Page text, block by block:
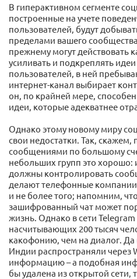
В гиперактивном сегменте
построенные на учете
пользователей, будут
пределами вашего
прежнему могут действовать
усиливать и подкреплять
пользователей, в ней
интернет-канал выбирает
он, по крайней мере,
идеи, которые адекватнее
Однако этому новому миру
свои недостатки. Так,
сообщениями по большому
небольших групп это
должны контролировать
делают телефонные
и не более того; напомним,
зашифрованный чат может
жизнь. Однако в сети
насчитывающих 200 тысяч
какофонию, чем на диалог. Да
Индии распространяли
информацию – а подобная
бы удалена из открытой сети,